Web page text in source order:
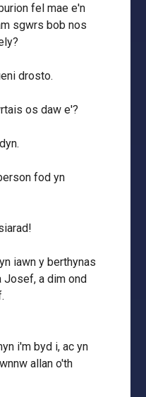
fel mae e'n
sgwrs bob nos
drosto.
os daw e'?
fod yn
iawn y berthynas
Josef, a dim ond
i'm byd i, ac yn
allan o'th